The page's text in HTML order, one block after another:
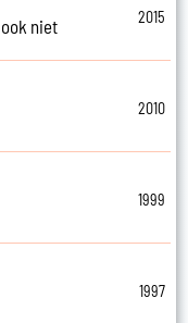
niet
2015
2010
1999
1997